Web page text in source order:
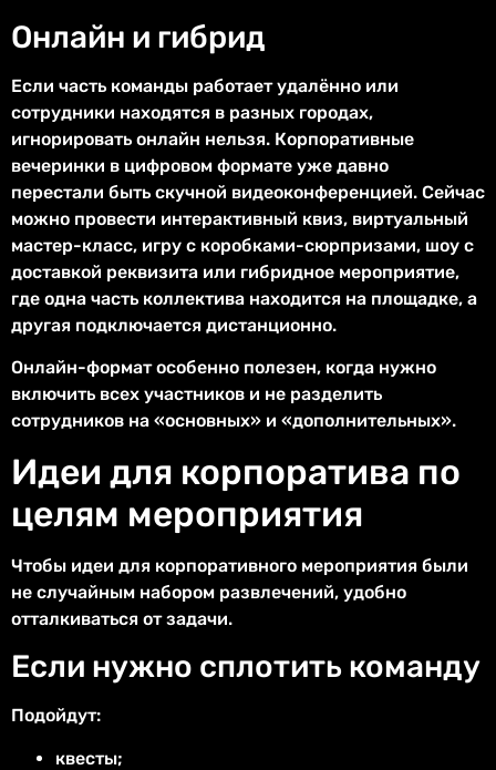
Онлайн и гибрид
Если часть команды работает удалённо или
сотрудники находятся в разных городах,
игнорировать онлайн нельзя. Корпоративные
вечеринки в цифровом формате уже давно
перестали быть скучной видеоконференцией. Сейчас
можно провести интерактивный квиз, виртуальный
мастер-класс, игру с коробками-сюрпризами, шоу с
доставкой реквизита или гибридное мероприятие,
где одна часть коллектива находится на площадке, а
другая подключается дистанционно.
Онлайн-формат особенно полезен, когда нужно
включить всех участников и не разделить
сотрудников на «основных» и «дополнительных».
Идеи для корпоратива по
целям мероприятия
Чтобы идеи для корпоративного мероприятия были
не случайным набором развлечений, удобно
отталкиваться от задачи.
Если нужно сплотить команду
Подойдут:
квесты;